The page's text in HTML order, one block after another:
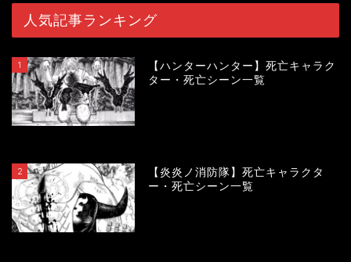
人気記事ランキング
1
【ハンターハンター】死亡キャラク
ター・死亡シーン一覧
2
【炎炎ノ消防隊】死亡キャラクタ
ー・死亡シーン一覧